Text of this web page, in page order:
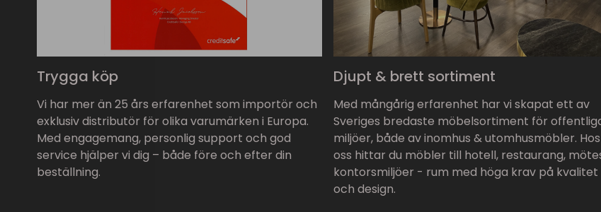
Trygga köp
Vi har mer än 25 års erfarenhet som importör och
exklusiv distributör för olika varumärken i Europa.
Med engagemang, personlig support och god
service hjälper vi dig – både före och efter din
beställning.
Djupt & brett sortiment
Med mångårig erfarenhet har vi skapat ett av
Sveriges bredaste möbelsortiment för
miljöer, både av inomhus & utomhusmöbler. Hos
oss hittar du möbler till hotell, restaurang,
kontorsmiljöer - rum med höga krav på kvalitet
och design.